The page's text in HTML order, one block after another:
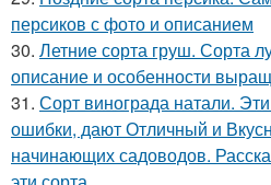
персиков с фото и описанием
30. Летние сорта груш. Сорта
описание и особенности
31. Сорт винограда натали.
ошибки, дают Отличный и
начинающих садоводов.